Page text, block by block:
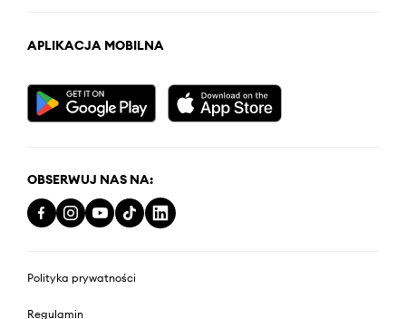
APLIKACJA MOBILNA
OBSERWUJ NAS NA:
Polityka prywatności
Regulamin